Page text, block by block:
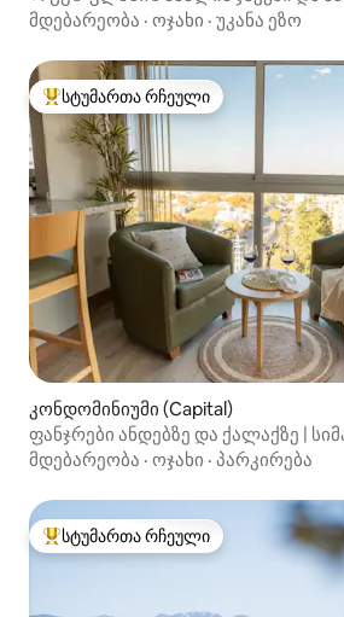
მდებარეობა · ოჯახი · უკანა ეზო
სტუმართა რჩეული მოწინავე ვარიანტი
სტუმართა რჩეული
კონდომინიუმი (Capital)
ფანჯრები ანდებზე და ქალაქზე |
მდებარეობა · ოჯახი · პარკირება
სტუმართა რჩეული მოწინავე ვარიანტი
სტუმართა რჩეული